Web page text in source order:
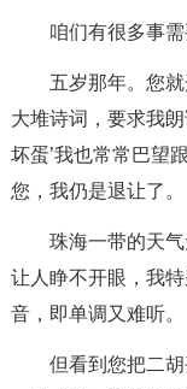
咱们有很多事需
五岁那年。您就
大堆诗词，要求我
坏蛋’我也常常巴望
您，我仍是退让了。
珠海一带的天气
让人睁不开眼，我
音，即单调又难听。
但看到您把二胡